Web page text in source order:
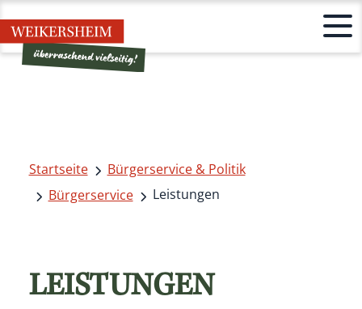
Startseite
Bürgerservice & Politik
Bürgerservice
Leistungen
LEISTUNGEN